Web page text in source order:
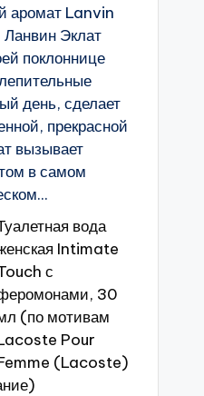
аромат Lanvin
Эклат
поклоннице
день, сделает
прекрасной
вызывает
в самом
вода
Intimate
с
30
(по мотивам
Pour
(Lacoste)